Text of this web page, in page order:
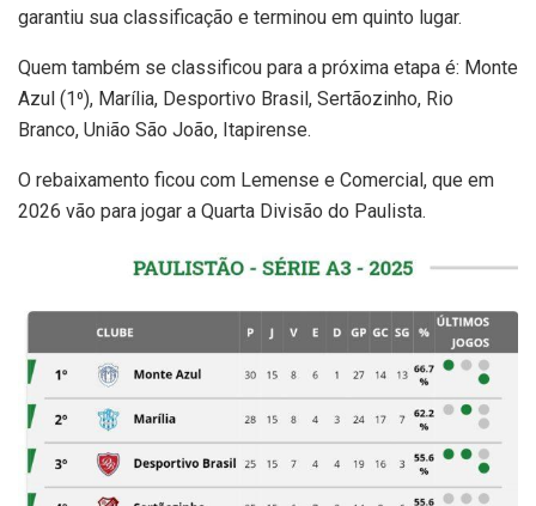
garantiu sua classificação e terminou em quinto lugar.
Quem também se classificou para a próxima etapa é: Monte
Azul (1⁰), Marília, Desportivo Brasil, Sertãozinho, Rio
Branco, União São João, Itapirense.
O rebaixamento ficou com Lemense e Comercial, que em
2026 vão para jogar a Quarta Divisão do Paulista.